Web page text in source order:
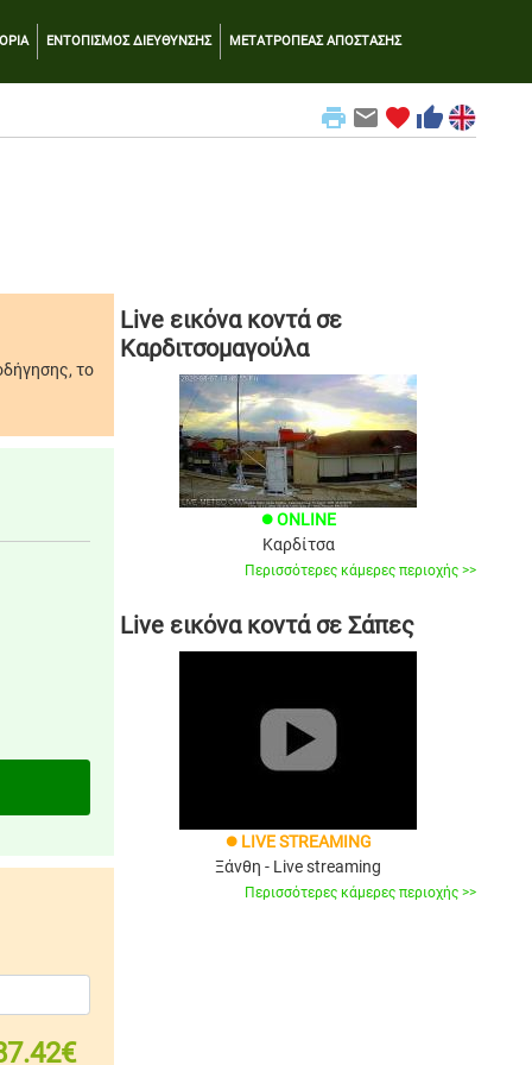
ΕΝΤΟΠΙΣΜΟΣ ΔΙΕΥΘΥΝΣΗΣ ΜΕΤΑΤΡΟΠΕΑΣ ΑΠΟΣΤΑΣΗΣ
print email favorite thumb_up
το
Live εικόνα κοντά σε
Καρδιτσομαγούλα
brightness_1 ONLINE
Καρδίτσα
Περισσότερες κάμερες περιοχής >>
Live εικόνα κοντά σε Σάπες
brightness_1 LIVE STREAMING
Ξάνθη - Live streaming
Περισσότερες κάμερες περιοχής >>